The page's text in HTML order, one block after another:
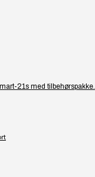
21s med tilbehørspakke.